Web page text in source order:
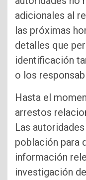
adicionales al
las próximas
detalles que
identificación
o los
Hasta el
arrestos
Las
población para
información
investigación